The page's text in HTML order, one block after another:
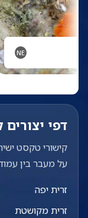
NE
דפי
קישורי טקסט
על מעבר בין
זרית יפה
זרית מקושטת